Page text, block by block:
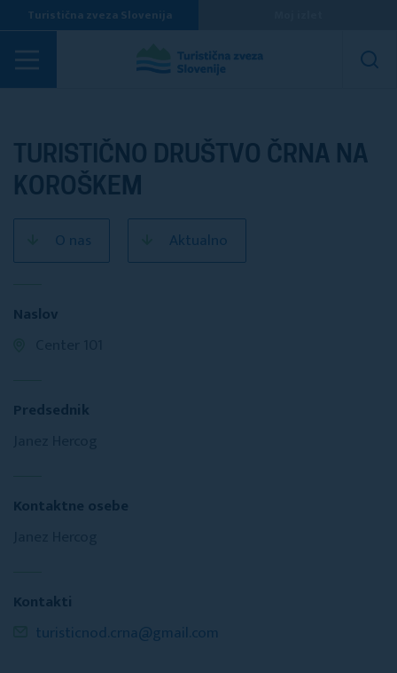
Turistična zveza Slovenija
Turistična društva
TURISTIČNO DRUŠTVO ČRNA NA
KOROŠKEM
O nas Aktualno
Naslov
Predsednik
Kontaktne osebe
Kontakti
turisticnod.crna@gmail.com